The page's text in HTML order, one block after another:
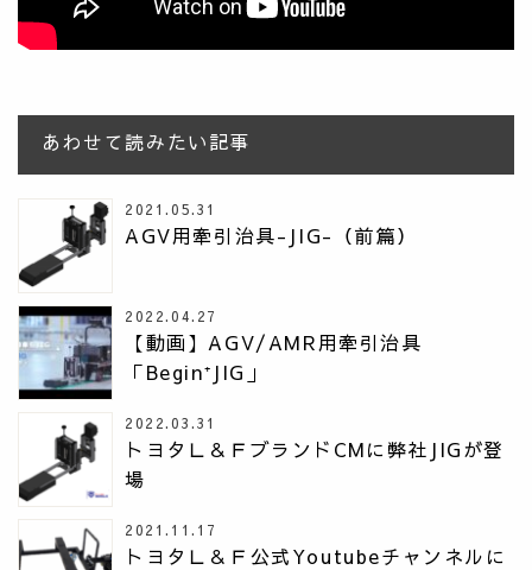
あわせて読みたい記事
2021.05.31
AGV用牽引治具-JIG-（前篇）
2022.04.27
【動画】AGV/AMR用牽引治具
「Begin⁺JIG」
2022.03.31
トヨタＬ＆ＦブランドCMに弊社JIGが登
場
2021.11.17
トヨタＬ＆Ｆ公式Youtubeチャンネルに